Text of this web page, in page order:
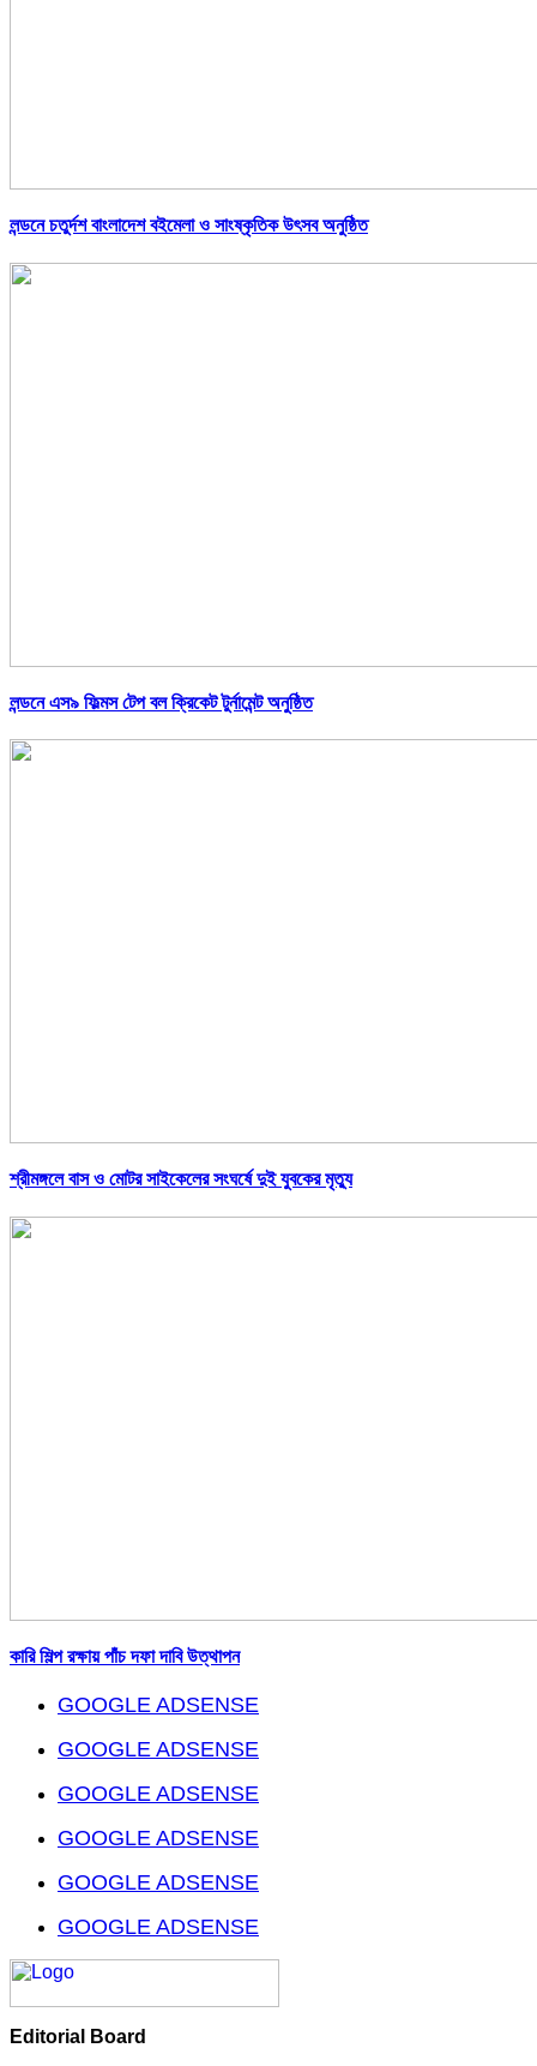
লন্ডনে চতুর্দশ বাংলাদেশ বইমেলা ও সাংষ্কৃতিক উৎসব অনুষ্ঠিত
লন্ডনে এস৯ ফিল্মস টেপ বল ক্রিকেট টুর্নামেন্ট অনুষ্ঠিত
শ্রীমঙ্গলে বাস ও মোটর সাইকেলের সংঘর্ষে দুই যুবকের মৃত্যু
কারি শিল্প রক্ষায় পাঁচ দফা দাবি উত্থাপন
GOOGLE ADSENSE
GOOGLE ADSENSE
GOOGLE ADSENSE
GOOGLE ADSENSE
GOOGLE ADSENSE
GOOGLE ADSENSE
Editorial Board